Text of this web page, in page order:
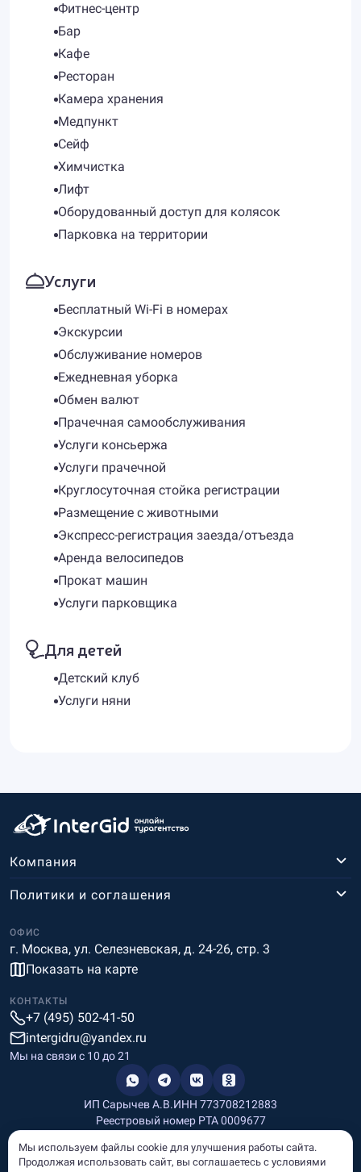
Фитнес-центр
Бар
Кафе
Ресторан
Камера хранения
Медпункт
Сейф
Химчистка
Лифт
Оборудованный доступ для колясок
Парковка на территории
Услуги
Бесплатный Wi-Fi в номерах
Экскурсии
Обслуживание номеров
Ежедневная уборка
Обмен валют
Прачечная самообслуживания
Услуги консьержа
Услуги прачечной
Круглосуточная стойка регистрации
Размещение с животными
Экспресс-регистрация заезда/отъезда
Аренда велосипедов
Прокат машин
Услуги парковщика
Для детей
Детский клуб
Услуги няни
Компания
ОФИС
г. Москва, ул. Селезневская, д. 24-26, стр. 3
Показать на карте
Политики и соглашения
КОНТАКТЫ
+7 (495) 502-41-50
intergidru@yandex.ru
Мы на связи c 10 до 21
ИП Сарычев А.В.ИНН 773708212883
Реестровый номер РТА 0009677
Информация, размещённая на сайте, носит информационный
Мы используем файлы cookie для улучшения работы сайта.
Продолжая использовать сайт, вы соглашаетесь с условиями